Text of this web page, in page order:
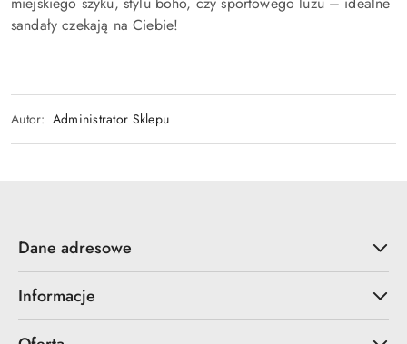
sandały czekają na Ciebie!
Autor: Administrator Sklepu
Dane adresowe
Informacje